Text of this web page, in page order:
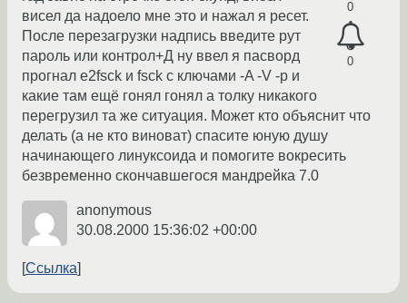
0
0
висел да надоело мне это и нажал я ресет.
После перезагрузки надпись введите рут
пароль или контрол+Д ну ввел я пасворд
прогнал e2fsck и fsck с ключами -A -V -p и
какие там ещё гонял гонял а толку никакого
перегрузил та же ситуация. Может кто объяснит что
делать (а не кто виноват) спасите юную душу
начинающего линуксоида и помогите вокресить
безвременно скончавшегося мандрейка 7.0
anonymous
30.08.2000 15:36:02 +00:00
Ссылка